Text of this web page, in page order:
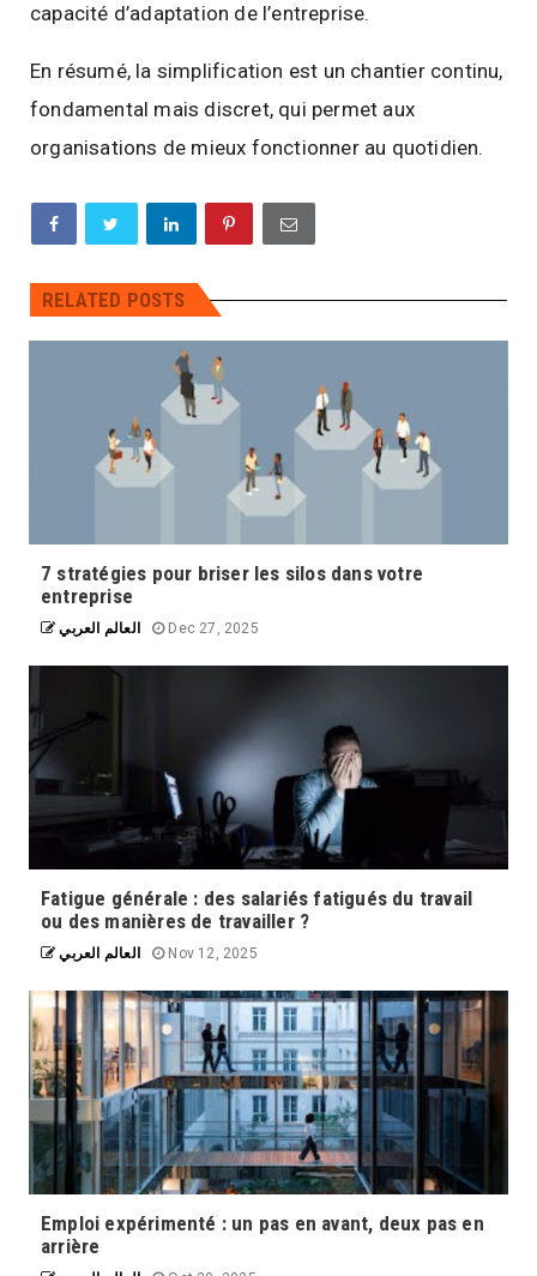
capacité d’adaptation de l’entreprise.
En résumé, la simplification est un chantier continu,
fondamental mais discret, qui permet aux
organisations de mieux fonctionner au quotidien.
RELATED POSTS
7 stratégies pour briser les silos dans votre
entreprise
العالم العربي Dec 27, 2025
Fatigue générale : des salariés fatigués du travail
ou des manières de travailler ?
العالم العربي Nov 12, 2025
Emploi expérimenté : un pas en avant, deux pas en
arrière
La souveraineté numérique de l'Europe
est un enjeu majeur face à l'évolution
rapide des technologies d'intelligence